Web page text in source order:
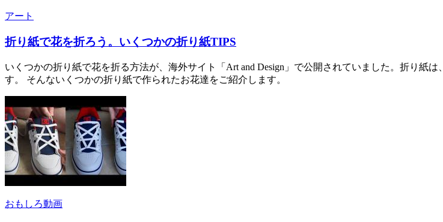
アート
折り紙で花を折ろう。いくつかの折り紙TIPS
いくつかの折り紙で花を折る方法が、海外サイト「Art and Design」で公開されていました。折り紙
す。 そんないくつかの折り紙で作られたお花達をご紹介します。
おもしろ動画